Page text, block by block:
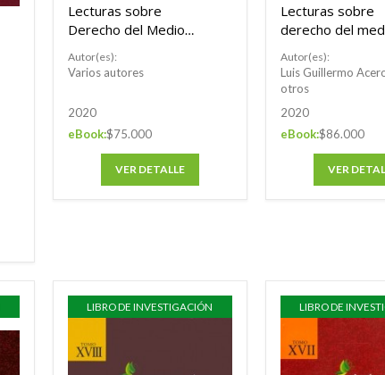
Lecturas sobre
Derecho del Medio
Autor(es):
Varios autores
2020
eBook:$75.000
VER DETALLE
Lecturas sobre
derecho del
índices
Autor(es):
Luis Guillermo
otros
2020
eBook:$86.000
VER
LIBRO DE INVESTIGACIÓN LIBRO DE